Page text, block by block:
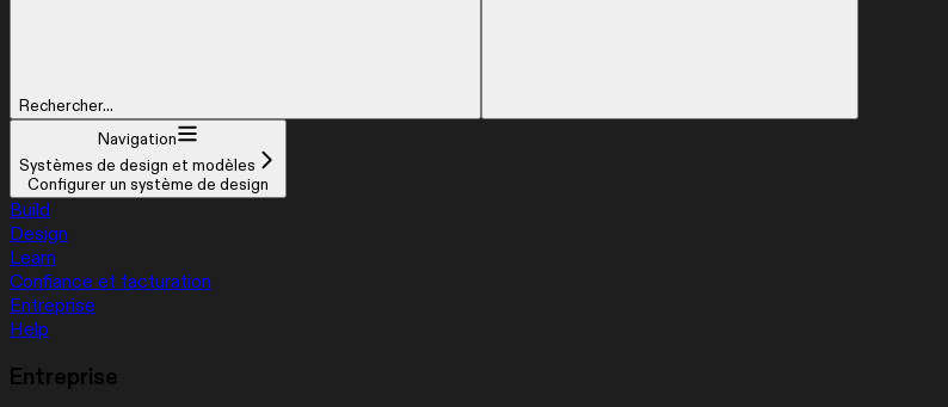
Rechercher...
Navigation
Systèmes de design et modèles
Configurer un système de design
Build
Design
Learn
Confiance et facturation
Entreprise
Help
Entreprise